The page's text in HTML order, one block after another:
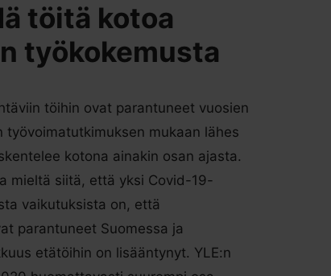
töitä kotoa
työkokemusta
töihin ovat parantuneet vuosien
työvoimatutkimuksen mukaan lähes
kotona ainakin osan ajasta.
mieltä siitä, että yksi Covid-19-
vaikutuksista on, että
parantuneet Suomessa ja
etätöihin on lisääntynyt. YLE:n